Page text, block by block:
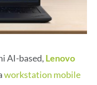
AI-based, Lenovo
workstation mobile